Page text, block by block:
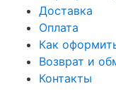
Доставка
Оплата
Как
Возврат и
Контакты